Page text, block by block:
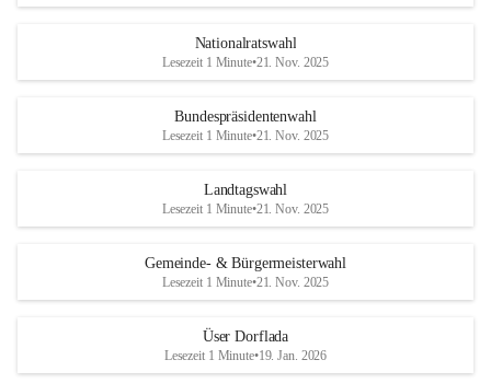
Nationalratswahl
Lesezeit 1 Minute•21. Nov. 2025
Bundespräsidentenwahl
Lesezeit 1 Minute•21. Nov. 2025
Landtagswahl
Lesezeit 1 Minute•21. Nov. 2025
Gemeinde- & Bürgermeisterwahl
Lesezeit 1 Minute•21. Nov. 2025
Üser Dorflada
Lesezeit 1 Minute•19. Jan. 2026